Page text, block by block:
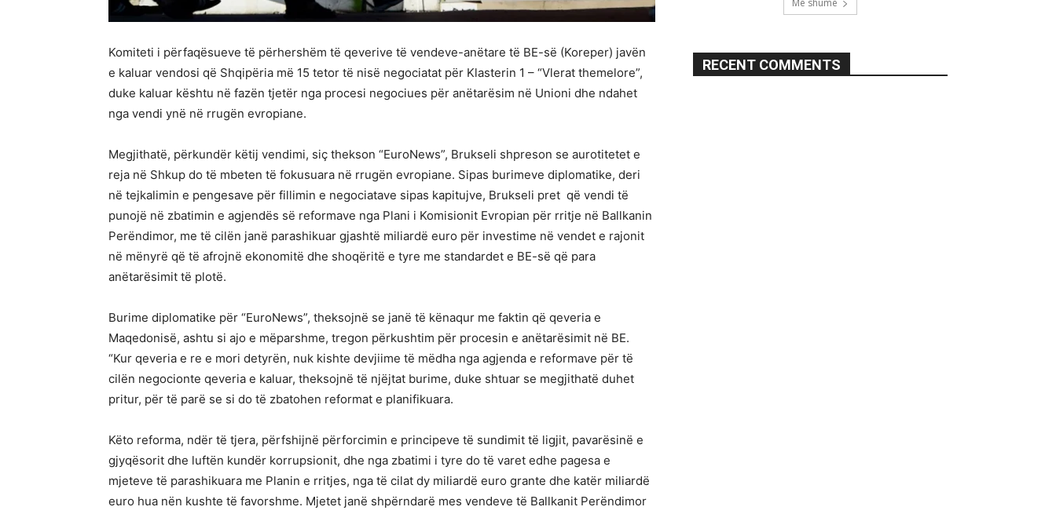
Komiteti i përfaqësueve të përhershëm të qeverive të vendeve-anëtare të BE-së (Koreper) javën
e kaluar vendosi që Shqipëria më 15 tetor të nisë negociatat për Klasterin 1 – “Vlerat themelore”,
duke kaluar kështu në fazën tjetër nga procesi negociues për anëtarësim në Unioni dhe ndahet
nga vendi ynë në rrugën evropiane.
Megjithatë, përkundër këtij vendimi, siç thekson “EuroNews”, Brukseli shpreson se aurotitetet e
reja në Shkup do të mbeten të fokusuara në rrugën evropiane. Sipas burimeve diplomatike, deri
në tejkalimin e pengesave për fillimin e negociatave sipas kapitujve, Brukseli pret që vendi të
punojë në zbatimin e agjendës së reformave nga Plani i Komisionit Evropian për rritje në Ballkanin
Perëndimor, me të cilën janë parashikuar gjashtë miliardë euro për investime në vendet e rajonit
në mënyrë që të afrojnë ekonomitë dhe shoqëritë e tyre me standardet e BE-së që para
anëtarësimit të plotë.
Burime diplomatike për “EuroNews”, theksojnë se janë të kënaqur me faktin që qeveria e
Maqedonisë, ashtu si ajo e mëparshme, tregon përkushtim për procesin e anëtarësimit në BE.
“Kur qeveria e re e mori detyrën, nuk kishte devjiime të mëdha nga agjenda e reformave për të
cilën negocionte qeveria e kaluar, theksojnë të njëjtat burime, duke shtuar se megjithatë duhet
pritur, për të parë se si do të zbatohen reformat e planifikuara.
Këto reforma, ndër të tjera, përfshijnë përforcimin e principeve të sundimit të ligjit, pavarësinë e
gjyqësorit dhe luftën kundër korrupsionit, dhe nga zbatimi i tyre do të varet edhe pagesa e
mjeteve të parashikuara me Planin e rritjes, nga të cilat dy miliardë euro grante dhe katër miliardë
euro hua nën kushte të favorshme. Mjetet janë shpërndarë mes vendeve të Ballkanit Perëndimor
Më shumë
RECENT COMMENTS